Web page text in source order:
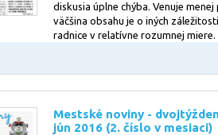
diskusia úplne chýba. Venuje
väčšina obsahu je o iných
radnice v relatívne rozumnej miere.
Mestské noviny -
jún 2016 (2. číslo v mesiaci)